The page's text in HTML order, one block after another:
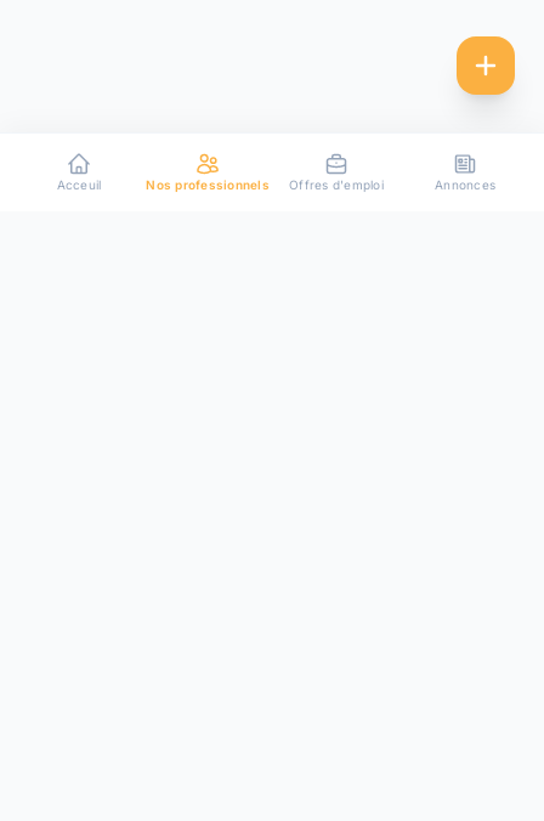
Acceuil Nos professionnels Offres d'emploi Annonces